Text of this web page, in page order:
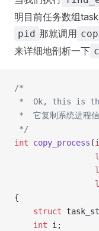
明目前任务数组
pid 那就调用
来详细地剖析一下
/*
*  Ok, this is
*  它复制系统进程
*/
int copy_process (
{
    struct
    int
i;